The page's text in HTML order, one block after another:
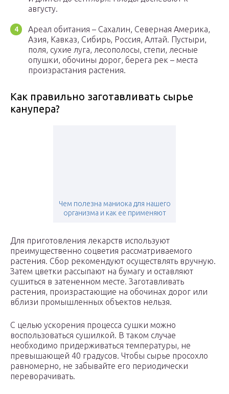
августу.
Ареал обитания – Сахалин, Северная Америка,
Азия, Кавказ, Сибирь, Россия, Алтай. Пустыри,
поля, сухие луга, лесополосы, степи, лесные
опушки, обочины дорог, берега рек – места
произрастания растения.
Как правильно заготавливать сырье
канупера?
Чем полезна маниока для нашего
организма и как ее применяют
Для приготовления лекарств используют
преимущественно соцветия рассматриваемого
растения. Сбор рекомендуют осуществлять вручную.
Затем цветки рассыпают на бумагу и оставляют
сушиться в затененном месте. Заготавливать
растения, произрастающие на обочинах дорог или
вблизи промышленных объектов нельзя.
С целью ускорения процесса сушки можно
воспользоваться сушилкой. В таком случае
необходимо придерживаться температуры, не
превышающей 40 градусов. Чтобы сырье просохло
равномерно, не забывайте его периодически
переворачивать.